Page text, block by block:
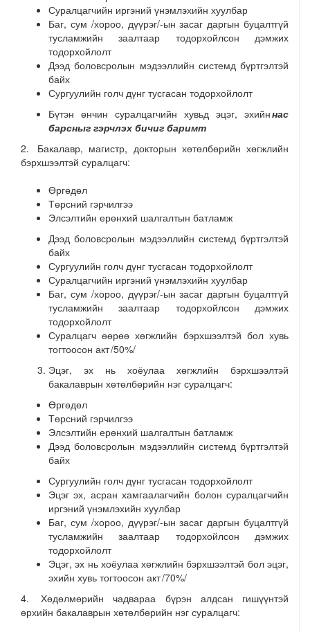
Суралцагчийн иргэний үнэмлэхийн хуулбар
Баг, сум /хороо, дүүрэг/-ын засаг даргын буцалтгүй
тусламжийн заалтаар тодорхойлсон дэмжих
тодорхойлолт
Дээд боловсролын мэдээллийн системд бүртгэлтэй
байх
Сургуулийн голч дүнг тусгасан тодорхойлолт
Бүтэн өнчин суралцагчийн хувьд эцэг, эхийннас
барсныг гэрчлэх бичиг баримт
2. Бакалавр, магистр, докторын хөтөлбөрийн хөгжлийн
бэрхшээлтэй суралцагч:
Өргөдөл
Төрсний гэрчилгээ
Элсэлтийн ерөнхий шалгалтын батламж
Дээд боловсролын мэдээллийн системд бүртгэлтэй
байх
Сургуулийн голч дүнг тусгасан тодорхойлолт
Суралцагчийн иргэний үнэмлэхийн хуулбар
Баг, сум /хороо, дүүрэг/-ын засаг даргын буцалтгүй
тусламжийн заалтаар тодорхойлсон дэмжих
тодорхойлолт
Суралцагч өөрөө хөгжлийн бэрхшээлтэй бол хувь
тогтоосон акт /50%/
Эцэг, эх нь хоёулаа хөгжлийн бэрхшээлтэй
бакалаврын хөтөлбөрийн нэг суралцагч:
Өргөдөл
Төрсний гэрчилгээ
Элсэлтийн ерөнхий шалгалтын батламж
Дээд боловсролын мэдээллийн системд бүртгэлтэй
байх
Сургуулийн голч дүнг тусгасан тодорхойлолт
Эцэг эх, асран хамгаалагчийн болон суралцагчийн
иргэний үнэмлэхийн хуулбар
Баг, сум /хороо, дүүрэг/-ын засаг даргын буцалтгүй
тусламжийн заалтаар тодорхойлсон дэмжих
тодорхойлолт
Эцэг, эх нь хоёулаа хөгжлийн бэрхшээлтэй бол эцэг,
эхийн хувь тогтоосон акт /70%/
4. Хөдөлмөрийн чадвараа бүрэн алдсан гишүүнтэй
өрхийн бакалаврын хөтөлбөрийн нэг суралцагч: